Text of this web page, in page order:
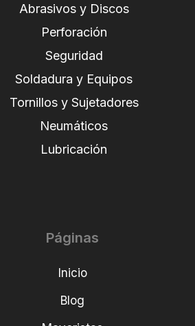
Abrasivos y Discos
Perforación
Seguridad
Soldadura y Equipos
Tornillos y Sujetadores
Neumáticos
Lubricación
Páginas
Inicio
Blog